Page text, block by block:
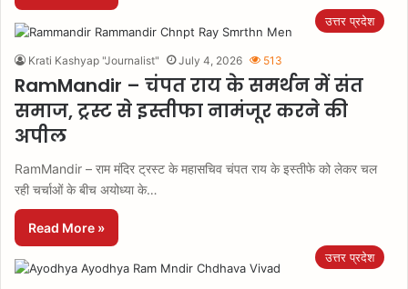
उत्तर प्रदेश
Krati Kashyap "Journalist" July 4, 2026 513
RamMandir – चंपत राय के समर्थन में संत
समाज, ट्रस्ट से इस्तीफा नामंजूर करने की
अपील
RamMandir – राम मंदिर ट्रस्ट के महासचिव चंपत राय के इस्तीफे को लेकर चल
रही चर्चाओं के बीच अयोध्या के…
Read More »
उत्तर प्रदेश